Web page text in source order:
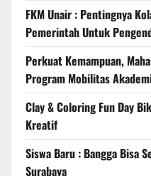
FKM Unair : Pentingnya
Pemerintah Untuk
Perkuat Kemampuan,
Program Mobilitas
Clay & Coloring Fun Day
Kreatif
Siswa Baru : Bangga Bisa
Surabaya